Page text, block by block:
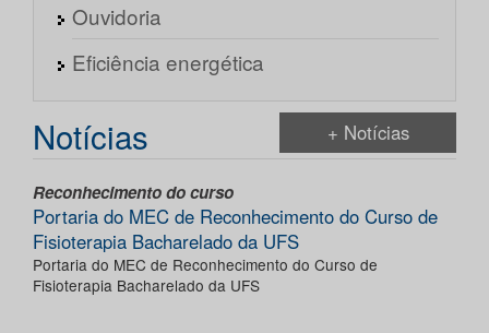
Ouvidoria
Eficiência energética
Notícias + Notícias
Reconhecimento do curso
Portaria do MEC de Reconhecimento do Curso de
Fisioterapia Bacharelado da UFS
Portaria do MEC de Reconhecimento do Curso de
Fisioterapia Bacharelado da UFS